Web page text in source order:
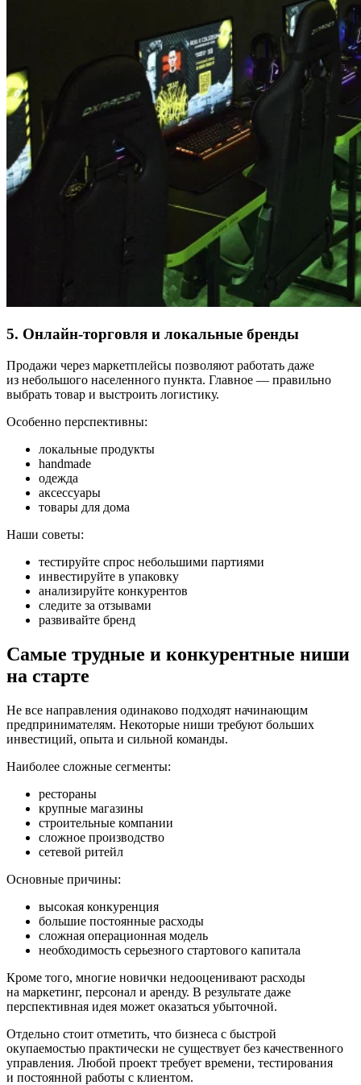
5. Онлайн-торговля и локальные бренды
Продажи через маркетплейсы позволяют работать даже
из небольшого населенного пункта. Главное — правильно
выбрать товар и выстроить логистику.
Особенно перспективны:
локальные продукты
handmade
одежда
аксессуары
товары для дома
Наши советы:
тестируйте спрос небольшими партиями
инвестируйте в упаковку
анализируйте конкурентов
следите за отзывами
развивайте бренд
Самые трудные и конкурентные ниши
на старте
Не все направления одинаково подходят начинающим
предпринимателям. Некоторые ниши требуют больших
инвестиций, опыта и сильной команды.
Наиболее сложные сегменты:
рестораны
крупные магазины
строительные компании
сложное производство
сетевой ритейл
Основные причины:
высокая конкуренция
большие постоянные расходы
сложная операционная модель
необходимость серьезного стартового капитала
Кроме того, многие новички недооценивают расходы
на маркетинг, персонал и аренду. В результате даже
перспективная идея может оказаться убыточной.
Отдельно стоит отметить, что бизнеса с быстрой
окупаемостью практически не существует без качественного
управления. Любой проект требует времени, тестирования
и постоянной работы с клиентом.